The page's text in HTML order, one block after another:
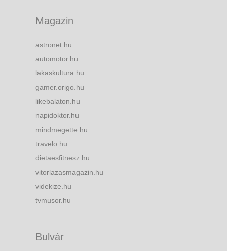
Magazin
astronet.hu
automotor.hu
lakaskultura.hu
gamer.origo.hu
likebalaton.hu
napidoktor.hu
mindmegette.hu
travelo.hu
dietaesfitnesz.hu
vitorlazasmagazin.hu
videkize.hu
tvmusor.hu
Bulvár